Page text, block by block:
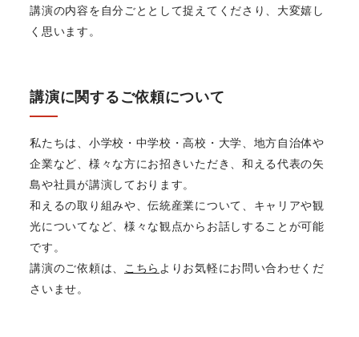
講演の内容を自分ごととして捉えてくださり、大変嬉し
く思います。
講演に関するご依頼について
私たちは、小学校・中学校・高校・大学、地方自治体や
企業など、様々な方にお招きいただき、和える代表の矢
島や社員が講演しております。
和えるの取り組みや、伝統産業について、キャリアや観
光についてなど、様々な観点からお話しすることが可能
です。
講演のご依頼は、
こちら よりお気軽にお問い合わせくだ
さいませ。